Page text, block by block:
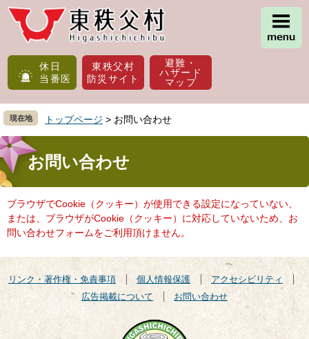
ペ
す
。
メ
し
て
本
文
へ
休日
当番医
東秩父村
防災サイト
避難・
ハザード
マップ
現在地 トップページ > お問い合わせ
本
文
お問い合わせ
ブラウザでCookie（クッキー）が使用できる設定になっていない、
または、ブラウザがCookie（クッキー）に対応していないため、お
問い合わせフォームをご利用頂けません。
リンク・著作権・免責事項 個人情報保護
アクセシビリティ
広告掲載について
お問い合わせ